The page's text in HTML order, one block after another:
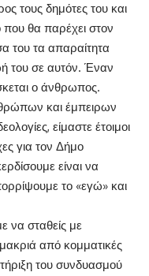
τους δημότες του και
θα παρέχει στον
του τα απαραίτητα
του σε αυτόν. Έναν
ο άνθρωπος.
και έμπειρων
είμαστε έτοιμοι
για τον Δήμο
είναι να
το «εγώ» και
να σταθείς με
από κομματικές
του συνδυασμού